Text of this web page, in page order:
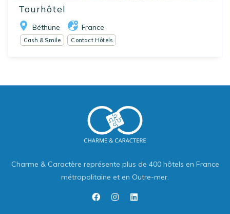
Tourhôtel
Béthune France
Cash & Smile Contact Hôtels
Charme & Caractère représente plus de 400 hôtels en France
métropolitaine et en Outre-mer.